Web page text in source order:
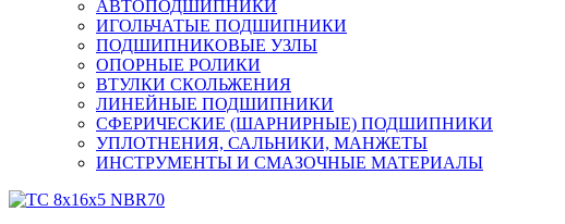
АВТОПОДШИПНИКИ
ИГОЛЬЧАТЫЕ ПОДШИПНИКИ
ПОДШИПНИКОВЫЕ УЗЛЫ
ОПОРНЫЕ РОЛИКИ
ВТУЛКИ СКОЛЬЖЕНИЯ
ЛИНЕЙНЫЕ ПОДШИПНИКИ
СФЕРИЧЕСКИЕ (ШАРНИРНЫЕ) ПОДШИПНИКИ
УПЛОТНЕНИЯ, САЛЬНИКИ, МАНЖЕТЫ
ИНСТРУМЕНТЫ И СМАЗОЧНЫЕ МАТЕРИАЛЫ